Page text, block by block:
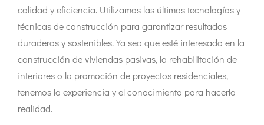
calidad y eficiencia. Utilizamos las últimas tecnologías y
técnicas de construcción para garantizar resultados
duraderos y sostenibles. Ya sea que esté interesado en la
construcción de viviendas pasivas, la rehabilitación de
interiores o la promoción de proyectos residenciales,
tenemos la experiencia y el conocimiento para hacerlo
realidad.